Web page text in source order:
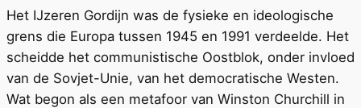
Het IJzeren Gordijn was de fysieke en ideologische
grens die Europa tussen 1945 en 1991 verdeelde. Het
scheidde het communistische Oostblok, onder invloed
van de Sovjet-Unie, van het democratische Westen.
Wat begon als een metafoor van Winston Churchill in